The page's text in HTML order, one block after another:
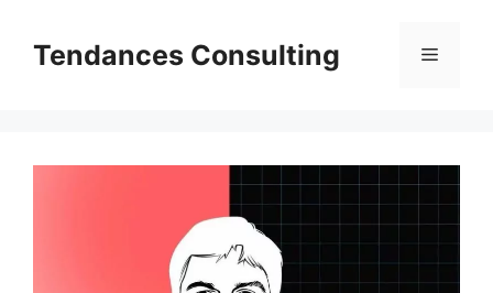
contenuTendances Consulting Menu